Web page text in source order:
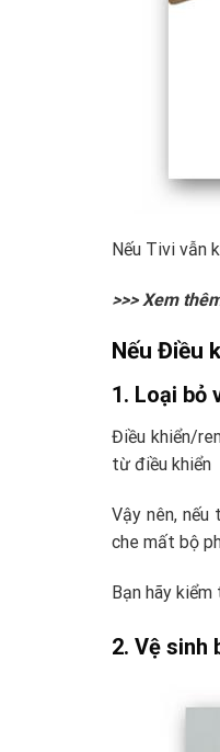
Nếu Tivi vẫn
>>> Xem
Nếu Điều
1. Loại bỏ
Điều khiển/
từ điều khiển
Vậy nên,
che mất bộ
Bạn hãy
2. Vệ sinh